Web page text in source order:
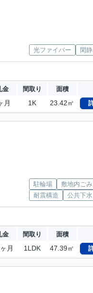
光ファイバー 閑
金 間取り 面積
月 1K 23.42㎡
駐輪場 敷地内ご
耐震構造
公共下水
金 間取り 面積
月 1LDK 47.39㎡